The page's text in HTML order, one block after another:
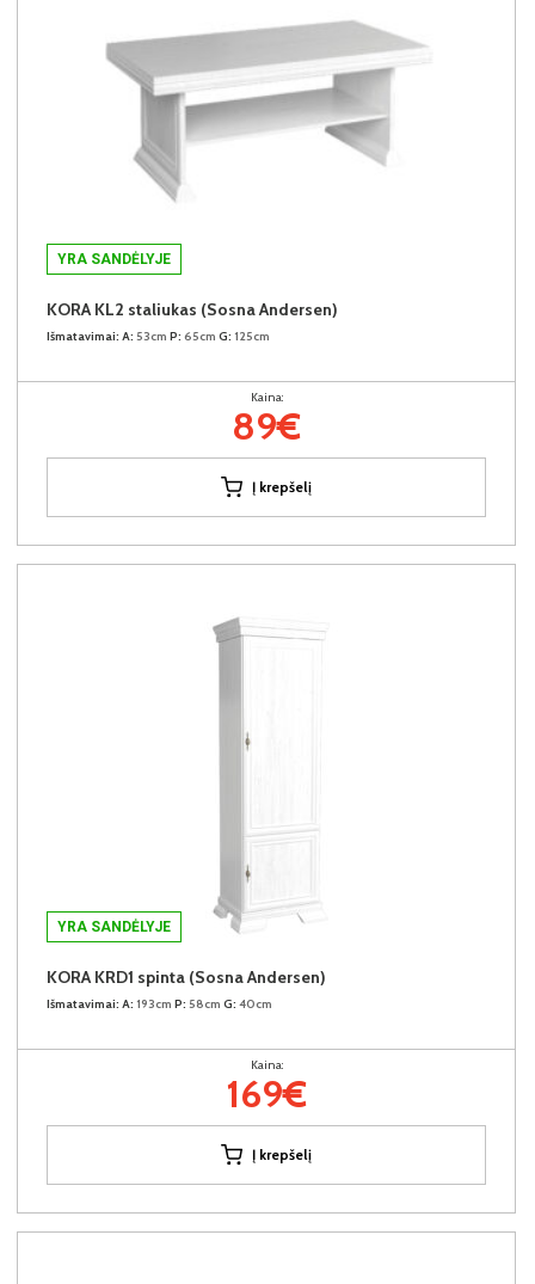
YRA SANDĖLYJE
KORA KL2 staliukas (Sosna Andersen)
Išmatavimai: A: 53cm P: 65cm G: 125cm
Kaina:
89€
Į krepšelį
YRA SANDĖLYJE
KORA KRD1 spinta (Sosna Andersen)
Išmatavimai: A: 193cm P: 58cm G: 40cm
Kaina:
169€
Į krepšelį